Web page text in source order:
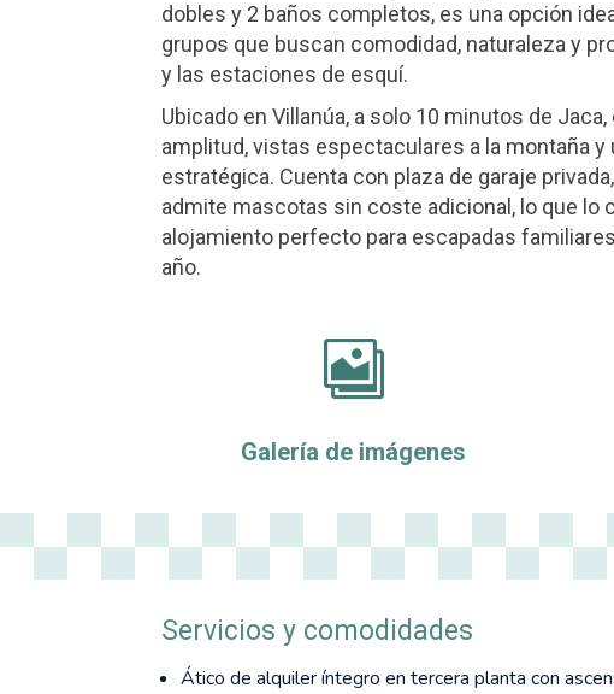
dobles y 2 baños completos, es una opción
grupos que buscan comodidad, naturaleza y
y las estaciones de esquí.
Ubicado en Villanúa, a solo 10 minutos de
amplitud, vistas espectaculares a la montaña y
estratégica. Cuenta con plaza de garaje
admite mascotas sin coste adicional, lo que lo
alojamiento perfecto para escapadas
año.

Galería de imágenes
Servicios y comodidades
Ático de alquiler íntegro en tercera planta con